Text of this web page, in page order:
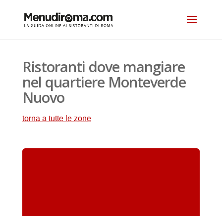
Ristoranti dove mangiare
nel quartiere Monteverde
Nuovo
torna a tutte le zone